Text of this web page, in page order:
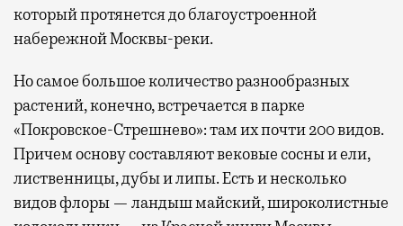
который протянется до благоустроенной
набережной Москвы-реки.
Но самое большое количество разнообразных
растений, конечно, встречается в парке
«Покровское-Стрешнево»: там ихпочти 200 видов.
Причем основу составляют вековые сосны и ели,
лиственницы, дубы и липы. Есть и несколько
видов флоры — ландыш майский, широколистные